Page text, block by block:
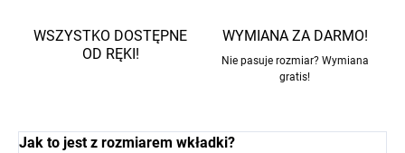
WSZYSTKO DOSTĘPNE
OD RĘKI!
WYMIANA ZA DARMO!
Nie pasuje rozmiar? Wymiana
gratis!
Jak to jest z rozmiarem wkładki?